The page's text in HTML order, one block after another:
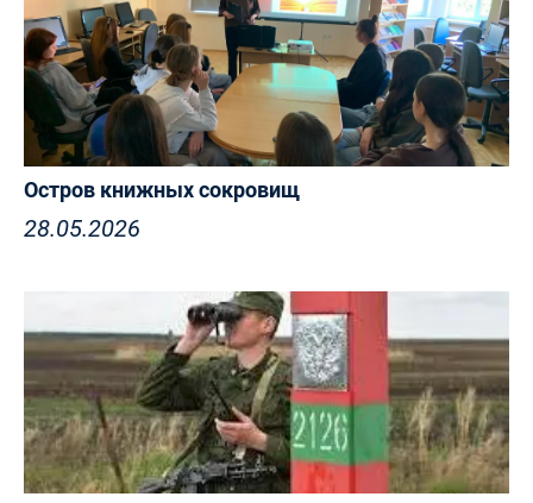
Остров книжных сокровищ
28.05.2026